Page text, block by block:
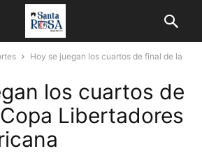
Hoy se juegan los cuartos de final de la
los cuartos de
Libertadores